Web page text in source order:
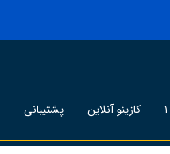
کازینو آنلاین پشتیبانی